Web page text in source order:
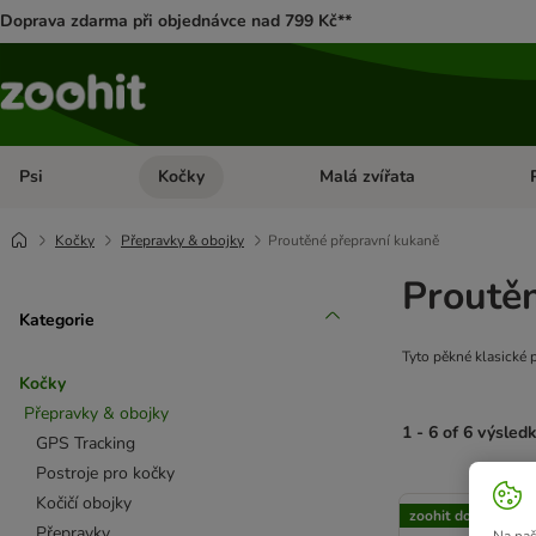
Doprava zdarma při objednávce nad 799 Kč**
Psi Otevřít menu: Psi
Kočky Otevřít menu: Kočky
Malá zvířata
Kočky Přepravky & obojky Proutěné přepravní kukaně
Kategorie
Kočky
Přepravky & obojky
GPS Tracking
Postroje pro kočky
Kočičí obojky
Tyto pěkné klasické
1 - 6 of 6
product items
zoohit doporučuje